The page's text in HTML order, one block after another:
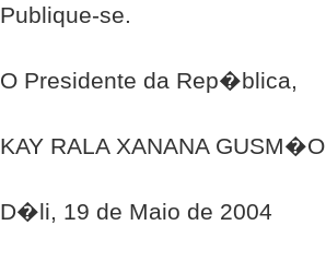
Publique-se.
O Presidente da Rep�blica,
KAY RALA XANANA GUSM�O
D�li, 19 de Maio de 2004